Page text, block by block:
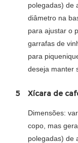
polegadas) de
diâmetro na
para ajustar o
garrafas de
para
deseja manter
5 Xícara de
Dimensões:
copo, mas
polegadas) de